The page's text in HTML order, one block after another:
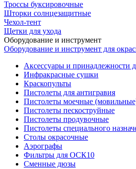
Троссы буксировочные
Шторки солнцезащитные
Чехол-тент
Щетки для ухода
Оборудование и инструмент
Оборудование и инструмент для
Аксессуары и принадлежности
Инфракрасные сушки
Краскопульты
Пистолеты для антигравия
Пистолеты моечные
Пистолеты пескоструйные
Пистолеты продувочные
Пистолеты специального
Столы окрасочные
Аэрографы
Фильтры для ОСК10
Сменные дюзы